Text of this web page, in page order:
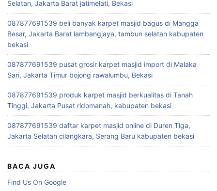
Selatan, Jakarta Barat jatimelati, Bekasi
087877691539 beli banyak karpet masjid bagus di Mangga
Besar, Jakarta Barat lambangjaya, tambun selatan kabupaten
bekasi
087877691539 pusat grosir karpet masjid import di Malaka
Sari, Jakarta Timur bojong rawalumbu, Bekasi
087877691539 produk karpet masjid berkualitas di Tanah
Tinggi, Jakarta Pusat ridomanah, kabupaten bekasi
087877691539 daftar karpet masjid online di Duren Tiga,
Jakarta Selatan cilangkara, Serang Baru kabupaten bekasi
BACA JUGA
Find Us On Google